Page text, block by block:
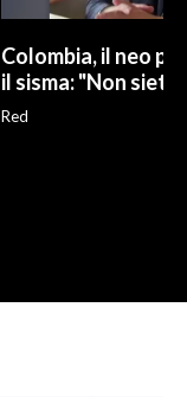
Colombia, il neo
il sisma: "Non siete
Red